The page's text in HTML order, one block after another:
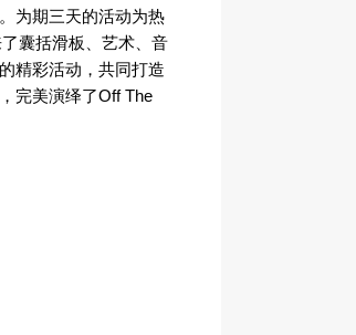
为期三天的活动为热
囊括滑板、艺术、音
精彩活动，共同打造
完美演绎了Off The